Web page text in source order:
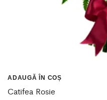
ADAUGĂ ÎN COȘ
Catifea Rosie